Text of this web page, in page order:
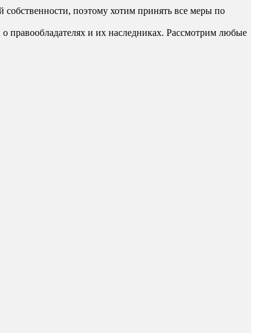
поэтому хотим принять все меры по
правообладателях и их наследниках. Рассмотрим любые